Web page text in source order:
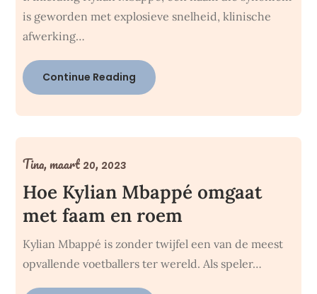
is geworden met explosieve snelheid, klinische
afwerking…
Continue Reading
Hoe Kylian Mbappé omgaat
met faam en roem
Tina,maart 20, 2023
Kylian Mbappé is zonder twijfel een van de meest
opvallende voetballers ter wereld. Als speler…